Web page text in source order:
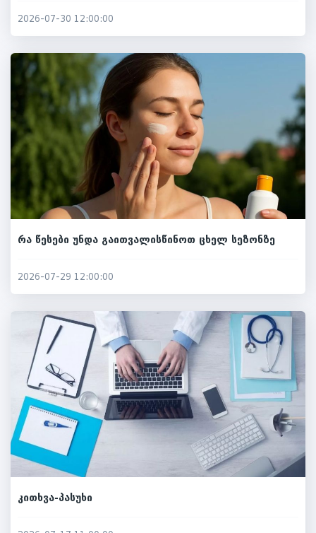
2026-07-30 12:00:00
რა წესები უნდა გაითვალისწინოთ ცხელ სეზონზე
2026-07-29 12:00:00
კითხვა-პასუხი